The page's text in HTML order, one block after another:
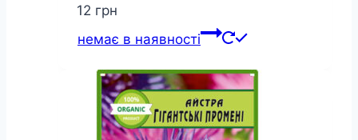
12 грн
немає в наявності